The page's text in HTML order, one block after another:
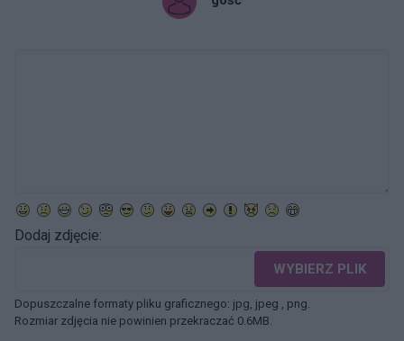
Dodaj zdjęcie:
WYBIERZ PLIK
Dopuszczalne formaty pliku graficznego: jpg, jpeg , png.
Rozmiar zdjęcia nie powinien przekraczać 0.6MB.